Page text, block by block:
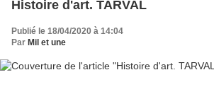
Histoire d'art. TARVAL
Publié le 18/04/2020 à 14:04
Par Mil et une